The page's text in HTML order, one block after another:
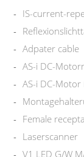
IS-current-
Adpater cable
AS-i DC-
AS-i DC-
Female
Laserscanner
V1 LED G/W